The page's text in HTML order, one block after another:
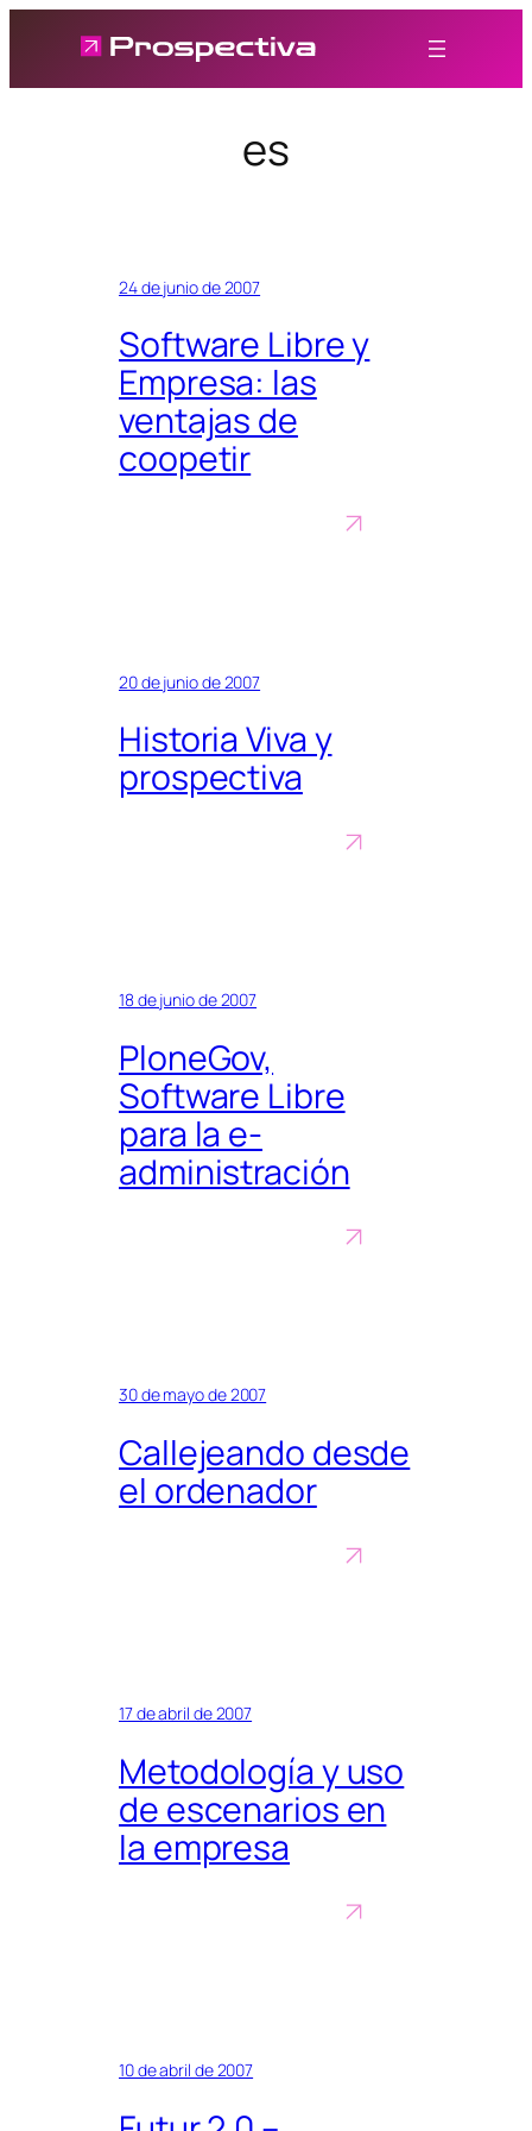
contenido
es
24 de junio de 2007
Software Libre y
Empresa: las
ventajas de
coopetir
20 de junio de 2007
Historia Viva y
prospectiva
18 de junio de 2007
PloneGov,
Software Libre
para la e-
administración
30 de mayo de 2007
Callejeando desde
el ordenador
17 de abril de 2007
Metodología y uso
de escenarios en
la empresa
10 de abril de 2007